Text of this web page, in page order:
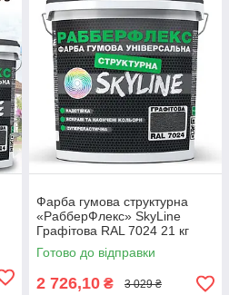
Фарба гумова структурна
«РабберФлекс» SkyLine
Графітова RAL 7024 21 кг
Готово до відправки
2 726,10 ₴ 3 029 ₴